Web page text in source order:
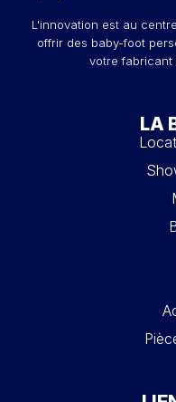
L'innovation est au
offrir des baby-foot
votre fabricant
LA